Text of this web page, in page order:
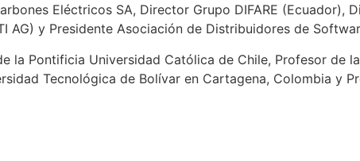
Eléctricos SA, Director Grupo DIFARE (Ecuador),
AG) y Presidente Asociación de Distribuidores de
la Pontificia Universidad Católica de Chile, Profesor de
Tecnológica de Bolívar en Cartagena, Colombia y